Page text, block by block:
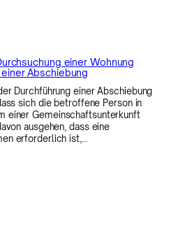
einer Wohnung
Abschiebung
Durchführung einer Abschiebung
sich die betroffene Person in
einer Gemeinschaftsunterkunft
ausgehen, dass eine
erforderlich ist,…